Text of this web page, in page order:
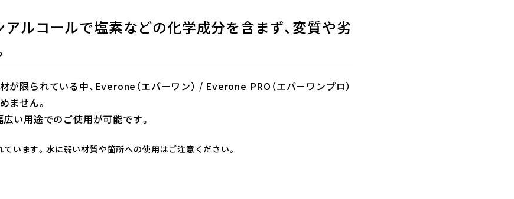
アルコールで塩素などの化学成分を含まず、変質や劣
が限られている中、Everone（エバーワン） / Everone PRO（エバーワンプロ）
ません。
い用途でのご使用が可能です。
ています。水に弱い材質や箇所への使用はご注意ください。